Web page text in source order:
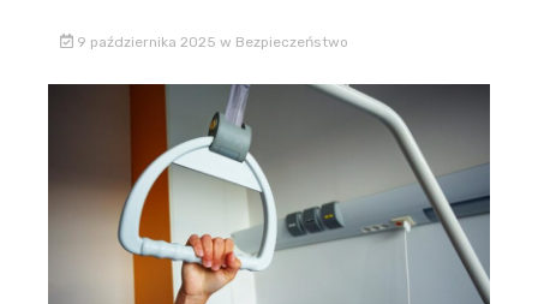
9 października 2025 w Bezpieczeństwo